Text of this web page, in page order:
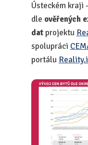
Ústeckém kraji
dle ověřených
dat projektu
spolupráci
portálu